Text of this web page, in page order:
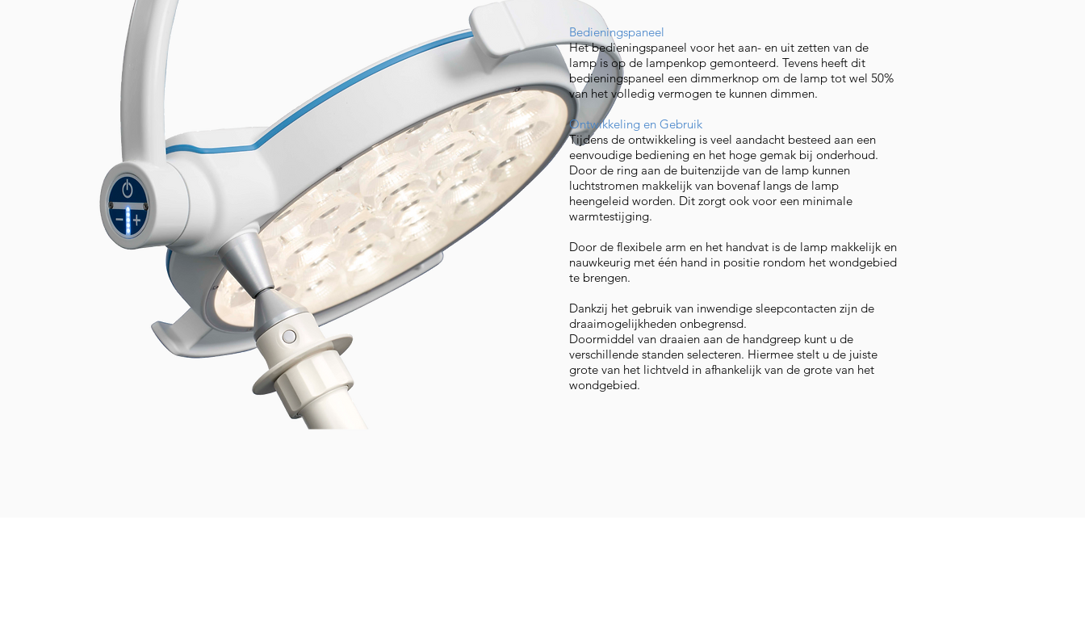
Bedieningspaneel
Het bedieningspaneel voor het aan- en uit zetten van de
lamp is op de lampenkop gemonteerd. Tevens heeft dit
bedieningspaneel een dimmerknop om de lamp tot wel 50%
van het volledig vermogen te kunnen dimmen.
Ontwikkeling en Gebruik
Tijdens de ontwikkeling is veel aandacht besteed aan een
eenvoudige bediening en het hoge gemak bij onderhoud.
Door de ring aan de buitenzijde van de lamp kunnen
luchtstromen makkelijk van bovenaf langs de lamp
heengeleid worden. Dit zorgt ook voor een minimale
warmtestijging.
Door de flexibele arm en het handvat is de lamp makkelijk en
nauwkeurig met één hand in positie rondom het wondgebied
te brengen.
Dankzij het gebruik van inwendige sleepcontacten zijn de
draaimogelijkheden onbegrensd.
Doormiddel van draaien aan de handgreep kunt u de
verschillende standen selecteren. Hiermee stelt u de juiste
grote van het lichtveld in afhankelijk van de grote van het
wondgebied.